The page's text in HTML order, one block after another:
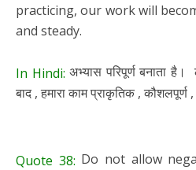
practicing, our work will
and steady.
In Hindi: अभ्यास परिपूर्ण बनाता
बाद , हमारा काम प्राकृतिक ,
Quote 38: Do not allow